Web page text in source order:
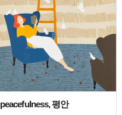
peacefulness, 평안